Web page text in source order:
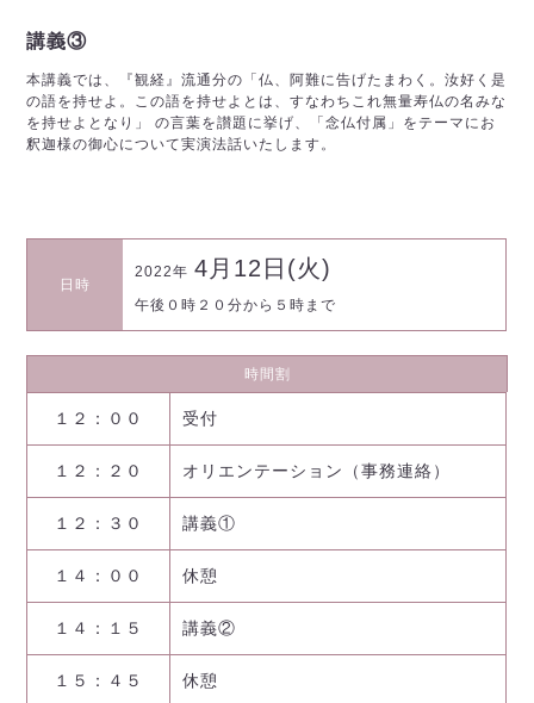
講義③
本講義では、『観経』流通分の「仏、阿難に告げたまわく。汝好く是
の語を持せよ。この語を持せよとは、すなわちこれ無量寿仏の名みな
を持せよとなり」 の言葉を讃題に挙げ、「念仏付属」をテーマにお
釈迦様の御心について実演法話いたします。
日時
2022年 4月12日(火)
午後０時２０分から５時まで
時間割
１２：００ 受付
１２：２０ オリエンテーション（事務連絡）
１２：３０ 講義①
１４：００ 休憩
１４：１５ 講義②
１５：４５ 休憩